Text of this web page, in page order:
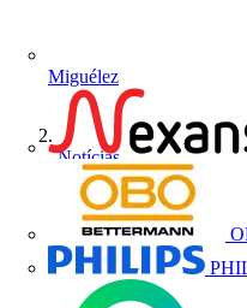
Miguélez
Notícias